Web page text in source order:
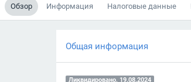
Обзор Информация Налоговые данные
Общая информация
Ликвидировано, 19.08.2024